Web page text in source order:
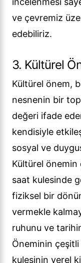
ve çevremiz
edebiliriz.
3. Kültürel
Kültürel önem,
nesnenin bir
değeri ifade
kendisiyle
sosyal ve
Kültürel önemin
saat kulesinde
fiziksel bir
vermekle
ruhunu ve
Öneminin çeşitli
kulesinin yerel